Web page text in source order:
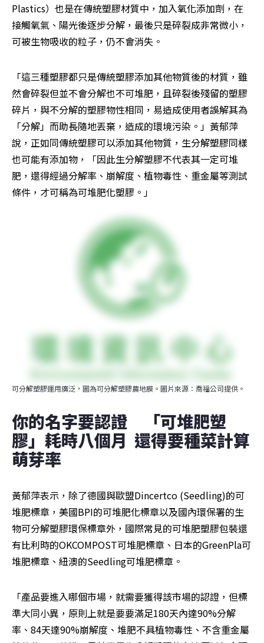
Plastics）也是在傳統塑膠材質中，加入氧化添加劑，在
接觸氧氣、陽光後逐步分解，最後只是碎裂成非常微小，
可被生物吸收的粒子，仍不會消失。
「這三種塑膠都只是傳統塑膠添加其他物質後的材質，雖
然會碎裂但並不會分解也不可堆肥，且碎裂後殘留的塑膠
碎片，與不分解的塑膠物性相同，易造成使用者誤解其為
「分解」而助長隨地丟棄，造成的環境污染。」黃郁萍
說，正如同傳統塑膠可以添加其他物質，生分解塑膠同樣
也可能有添加物，「因此生分解塑膠不代表其一定可堆
肥，還得經過分解率、崩解度、植物毒性、重金屬等測試
條件，才可稱為可堆肥化塑膠。」
可分解塑膠運用廣泛，圖為可分解塑膠農地膜。圖片來源：喬福公司提供。
你的名字要認證　「可堆肥塑
膠」耗時八個月  還得要種菜計算
萌芽率
黃郁萍表示，除了德國與歐盟Dincertco (Seedling)的可
堆肥標章，美國BPI的可堆肥化標章以及國內環保署的生
物可分解塑膠環保標章外，國際常見的可堆肥塑膠包裝還
有比利時的OKCOMPOST可堆肥標章、日本的GreenPla可
堆肥標章、紐澳的Seedling可堆肥標章。
「產品要進入哪個市場，就需要獲得該市場的認證，但標
準大同小異，原則上就是要要滿足180天內達90%分解
率、84天達90%崩解度、堆肥不具植物毒性、不含重金屬